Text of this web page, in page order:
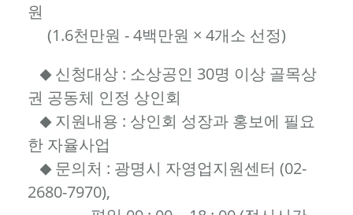
원
(1.6천만원 - 4백만원 × 4개소 선정)
◆ 신청대상 : 소상공인 30명 이상 골목상
권 공동체 인정 상인회
◆ 지원내용 : 상인회 성장과 홍보에 필요
한 자율사업
◆ 문의처 : 광명시 자영업지원센터 (02-
2680-7970),